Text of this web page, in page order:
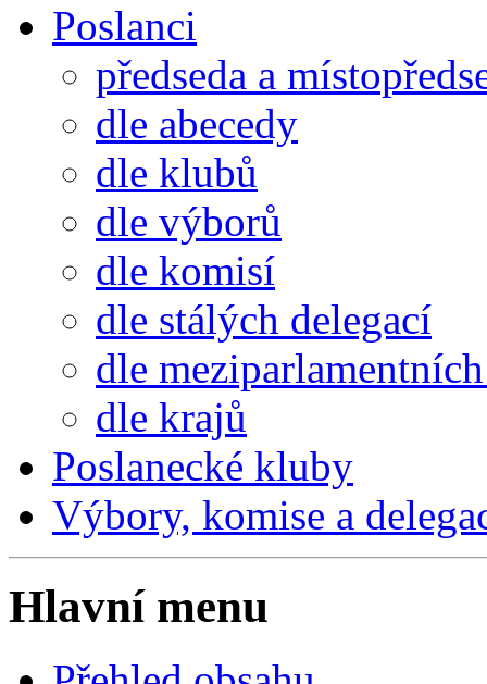
Poslanci
předseda a
dle abecedy
dle klubů
dle výborů
dle komisí
dle stálých delegací
dle
dle krajů
Poslanecké kluby
Výbory, komise a
Hlavní menu